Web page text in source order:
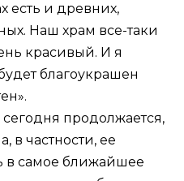
есть и древних,
Наш храм все-таки
красивый. И я
благоукрашен
продолжается,
в частности, ее
в самое ближайшее